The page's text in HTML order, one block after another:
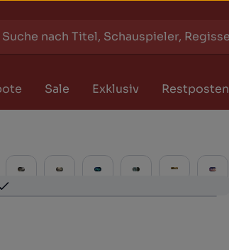
Sale Exklusiv Restposten